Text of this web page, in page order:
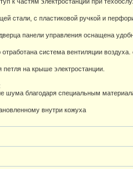
к частям электростанции при
стали, с пластиковой ручкой и
панели управления оснащена
система вентиляции
на крыше электростанции.
шума благодаря специальным
внутри кожуха